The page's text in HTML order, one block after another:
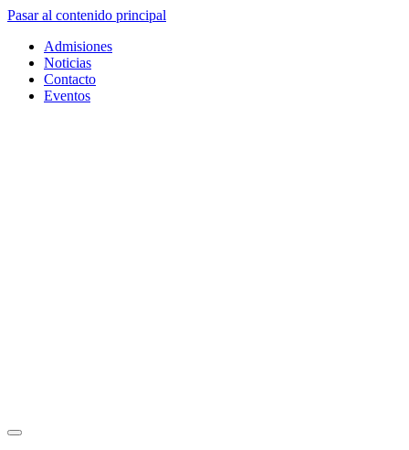
Pasar al contenido principal
Admisiones
Noticias
Contacto
Eventos